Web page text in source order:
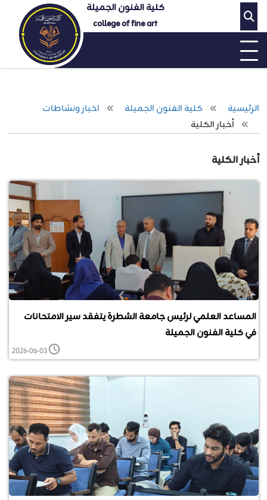
كلية الفنون الجميلة
college of fine art
الرئيسية كلية الفنون الجميلة
اخبار ونشاطات
أخبار الكلية
أخبار الكلية
المساعد العلمي لرئيس جامعة الشطرة يتفقد سير الامتحانات
في كلية الفنون الجميلة
2026-06-03